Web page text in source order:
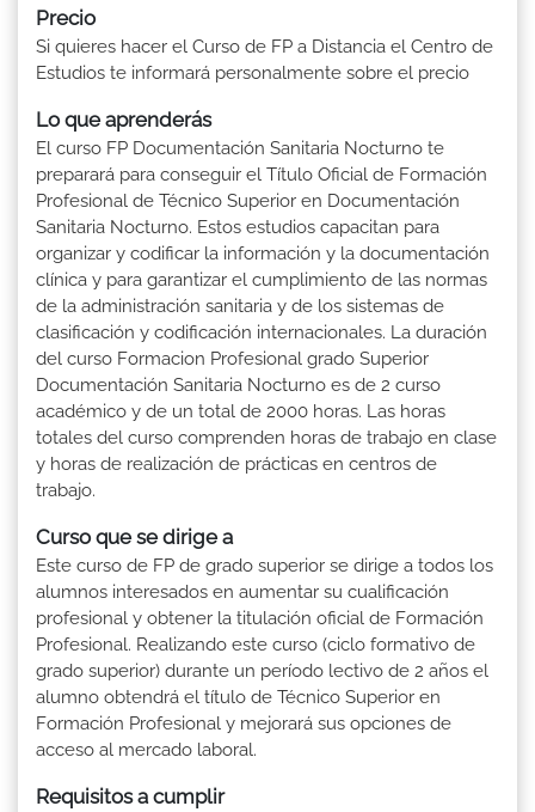
Precio
Si quieres hacer el Curso de FP a Distancia el Centro de
Estudios te informará personalmente sobre el precio
Lo que aprenderás
El curso FP Documentación Sanitaria Nocturno te
preparará para conseguir el Título Oficial de Formación
Profesional de Técnico Superior en Documentación
Sanitaria Nocturno. Estos estudios capacitan para
organizar y codificar la información y la documentación
clínica y para garantizar el cumplimiento de las normas
de la administración sanitaria y de los sistemas de
clasificación y codificación internacionales. La duración
del curso Formacion Profesional grado Superior
Documentación Sanitaria Nocturno es de 2 curso
académico y de un total de 2000 horas. Las horas
totales del curso comprenden horas de trabajo en clase
y horas de realización de prácticas en centros de
trabajo.
Curso que se dirige a
Este curso de FP de grado superior se dirige a todos los
alumnos interesados en aumentar su cualificación
profesional y obtener la titulación oficial de Formación
Profesional. Realizando este curso (ciclo formativo de
grado superior) durante un período lectivo de 2 años el
alumno obtendrá el título de Técnico Superior en
Formación Profesional y mejorará sus opciones de
acceso al mercado laboral.
Requisitos a cumplir